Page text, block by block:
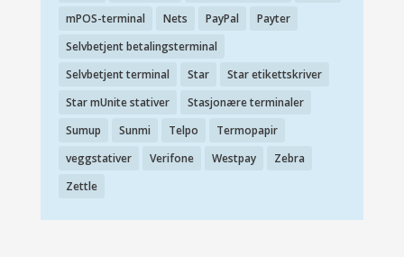
mPOS-terminal
Nets PayPal
Payter
Selvbetjent betalingsterminal
Selvbetjent terminal
Star
Star etikettskriver
Star mUnite stativer
Stasjonære terminaler
Sumup
Sunmi Telpo
Termopapir
veggstativer
Verifone Westpay
Zebra
Zettle